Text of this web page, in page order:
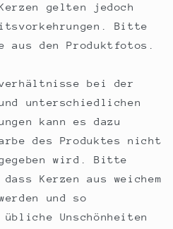
gelten jedoch
Bitte
aus den Produktfotos.
bei der
unterschiedlichen
kann es dazu
des Produktes nicht
wird. Bitte
Kerzen aus weichem
und so
Unschönheiten